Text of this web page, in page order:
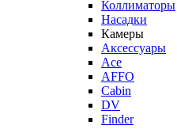
Коллиматоры
Насадки
Камеры
Аксессуары
Ace
AFFO
Cabin
DV
Finder